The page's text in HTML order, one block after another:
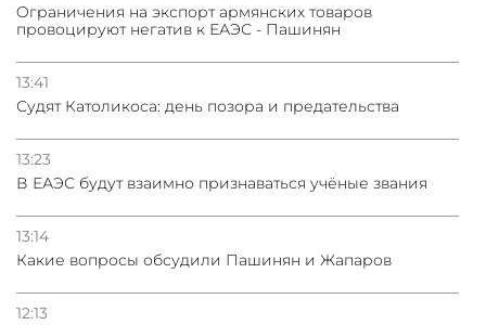
Oграничения на экспорт армянских товаров
провоцируют негатив к ЕАЭС - Пашинян
13:41
Судят Католикоса: день позора и предательства
13:23
В ЕАЭС будут взаимно признаваться учёные звания
13:14
Какие вопросы обсудили Пашинян и Жапаров
12:13